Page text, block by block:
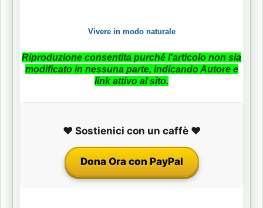
Vivere in modo naturale
Riproduzione consentita purché l'articolo non sia
modificato in nessuna parte, indicando Autore e
link attivo al sito.
❤️ Sostienici con un caffè ❤️
Dona Ora con PayPal